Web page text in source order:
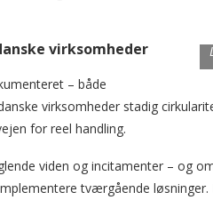
virksomheder
– både
virksomheder stadig
for reel handling.
viden og incitamenter – og
tværgående løsninger.